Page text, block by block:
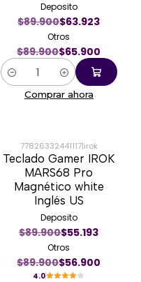
Deposito
$89.900$63.923
Otros
$89.900$65.900
Cantidad
Comprar ahora
-37%
77826332441117|irok
Teclado Gamer IROK
MARS68 Pro
Magnético white
Inglés US
Deposito
$89.900$55.193
Otros
$89.900$56.900
4.0